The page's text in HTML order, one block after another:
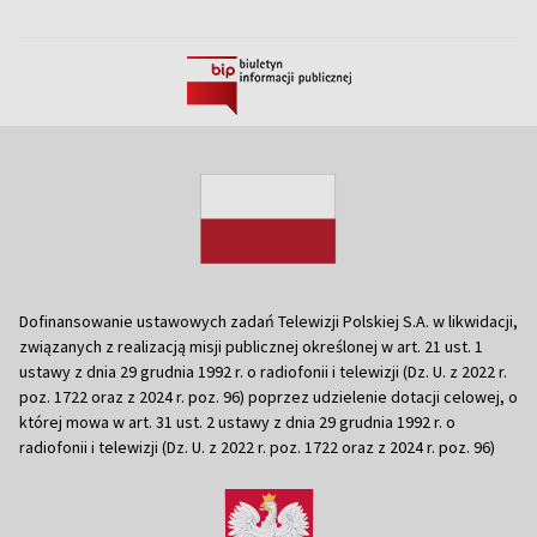
Dofinansowanie ustawowych zadań Telewizji Polskiej S.A. w likwidacji,
związanych z realizacją misji publicznej określonej w art. 21 ust. 1
ustawy z dnia 29 grudnia 1992 r. o radiofonii i telewizji (Dz. U. z 2022 r.
poz. 1722 oraz z 2024 r. poz. 96) poprzez udzielenie dotacji celowej, o
której mowa w art. 31 ust. 2 ustawy z dnia 29 grudnia 1992 r. o
radiofonii i telewizji (Dz. U. z 2022 r. poz. 1722 oraz z 2024 r. poz. 96)